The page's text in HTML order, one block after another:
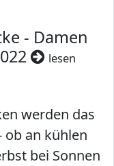
- Damen
lesen
werden das
ob an kühlen
bei Sonnen